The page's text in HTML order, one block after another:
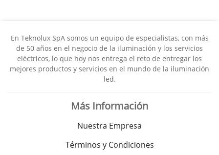
En Teknolux SpA somos un equipo de especialistas, con más
de 50 años en el negocio de la iluminación y los servicios
eléctricos, lo que hoy nos entrega el reto de entregar los
mejores productos y servicios en el mundo de la iluminación
led.
Más Información
Nuestra Empresa
Términos y Condiciones